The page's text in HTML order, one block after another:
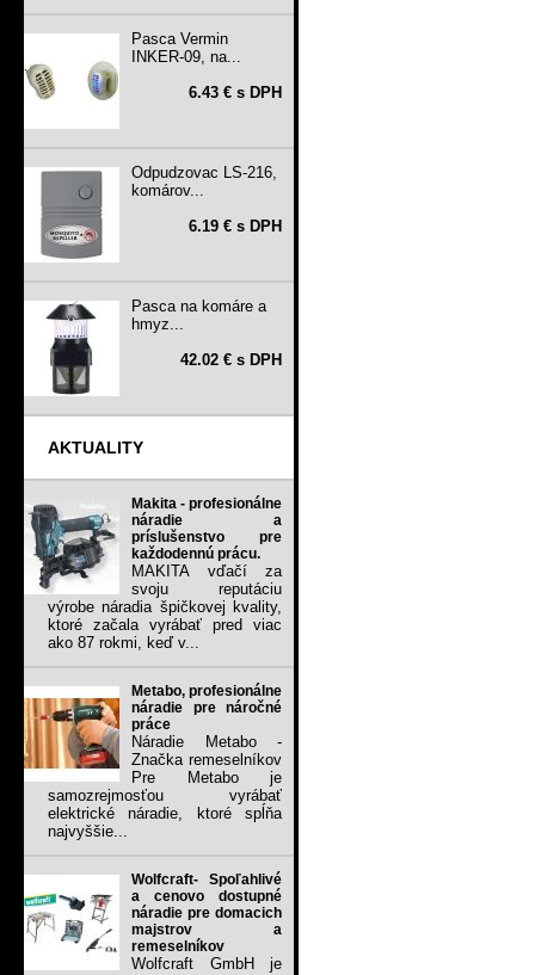
Pasca Vermin
INKER-09, na...
6.43 € s DPH
Odpudzovac LS-216,
komárov...
6.19 € s DPH
Pasca na komáre a
hmyz...
42.02 € s DPH
AKTUALITY
Makita - profesionálne
náradie a
príslušenstvo pre
každodennú prácu.
MAKITA vďačí za
svoju reputáciu
výrobe náradia špičkovej kvality,
ktoré začala vyrábať pred viac
ako 87 rokmi, keď v...
Metabo, profesionálne
náradie pre náročné
práce
Náradie Metabo -
Značka remeselníkov
Pre Metabo je
samozrejmosťou vyrábať
elektrické náradie, ktoré spĺňa
najvyššie...
Wolfcraft- Spoľahlivé
a cenovo dostupné
náradie pre domacich
majstrov a
remeselníkov
Wolfcraft GmbH je